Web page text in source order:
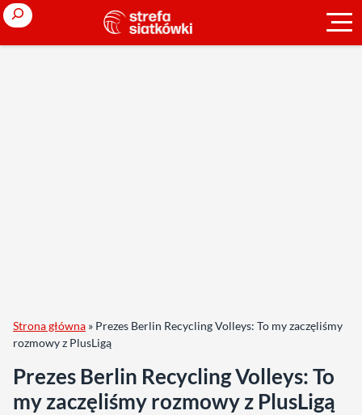
Search
Strona główna » Prezes Berlin Recycling Volleys: To my zaczęliśmy
rozmowy z PlusLigą
Prezes Berlin Recycling Volleys: To
my zaczęliśmy rozmowy z PlusLigą